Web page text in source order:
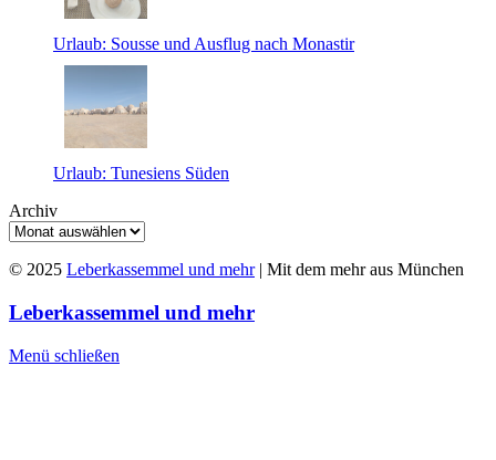
Urlaub: Sousse und Ausflug nach Monastir
Urlaub: Tunesiens Süden
Archiv
© 2025 Leberkassemmel und mehr| Mit dem mehr aus München
Leberkassemmel und mehr
Menü schließen